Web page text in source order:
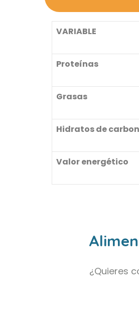
VARIABLE
Proteínas
Grasas
Hidratos de
Valor energético
¿Quieres